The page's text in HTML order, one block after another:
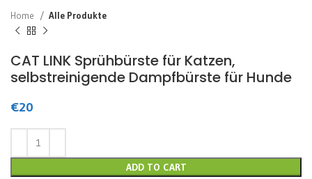
Home Alle Produkte
CAT LINK Sprühbürste für Katzen,
selbstreinigende Dampfbürste für Hunde
€20
ADD TO CART